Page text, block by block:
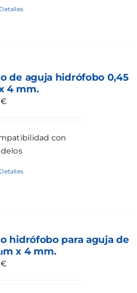
Detalles
de aguja hidrófobo 0,45
4 mm.
€
con
Detalles
hidrófobo para aguja de
x 4 mm.
€